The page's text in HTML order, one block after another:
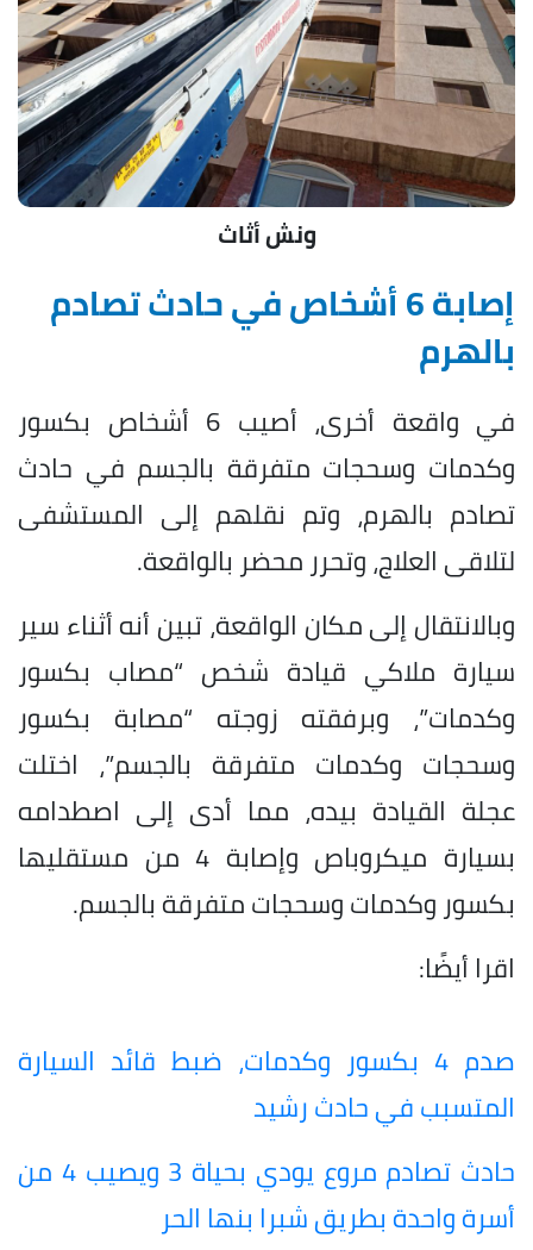
ونش أثاث
إصابة 6 أشخاص في حادث تصادم
بالهرم
في واقعة أخرى، أصيب 6 أشخاص بكسور
وكدمات وسحجات متفرقة بالجسم في حادث
تصادم بالهرم، وتم نقلهم إلى المستشفى
لتلاقى العلاج، وتحرر محضر بالواقعة.
وبالانتقال إلى مكان الواقعة، تبين أنه أثناء سير
سيارة ملاكي قيادة شخص “مصاب بكسور
وكدمات”، وبرفقته زوجته “مصابة بكسور
وسحجات وكدمات متفرقة بالجسم”، اختلت
عجلة القيادة بيده، مما أدى إلى اصطدامه
بسيارة ميكروباص وإصابة 4 من مستقليها
بكسور وكدمات وسحجات متفرقة بالجسم.
اقرا أيضًا:
صدم 4 بكسور وكدمات، ضبط قائد السيارة
المتسبب في حادث رشيد
حادث تصادم مروع يودي بحياة 3 ويصيب 4 من
أسرة واحدة بطريق شبرا بنها الحر